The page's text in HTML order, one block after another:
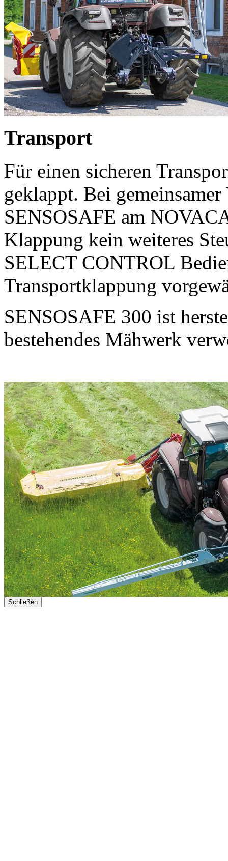
Transport
Für einen sicheren
geklappt. Bei
SENSOSAFE am
Klappung kein weiteres
SELECT CONTROL
Transportklappung
SENSOSAFE 300 ist
bestehendes Mähwerk
Schließen